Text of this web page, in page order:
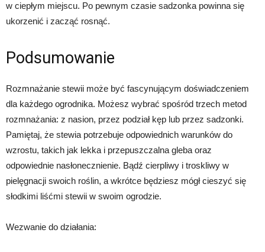
w ciepłym miejscu. Po pewnym czasie sadzonka powinna się
ukorzenić i zacząć rosnąć.
Podsumowanie
Rozmnażanie stewii może być fascynującym doświadczeniem
dla każdego ogrodnika. Możesz wybrać spośród trzech metod
rozmnażania: z nasion, przez podział kęp lub przez sadzonki.
Pamiętaj, że stewia potrzebuje odpowiednich warunków do
wzrostu, takich jak lekka i przepuszczalna gleba oraz
odpowiednie nasłonecznienie. Bądź cierpliwy i troskliwy w
pielęgnacji swoich roślin, a wkrótce będziesz mógł cieszyć się
słodkimi liśćmi stewii w swoim ogrodzie.
Wezwanie do działania: